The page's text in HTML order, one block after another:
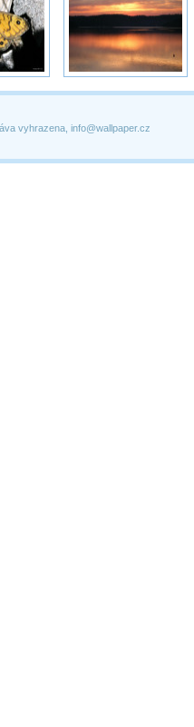
vyhrazena, info@wallpaper.cz